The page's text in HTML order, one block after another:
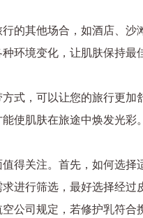
的其他场合，如酒店、沙
环境变化，让肌肤保持最
式，可以让您的旅行更加
使肌肤在旅途中焕发光彩。
得关注。首先，如何选择
进行筛选，最好选择经过
公司规定，若修护乳符合